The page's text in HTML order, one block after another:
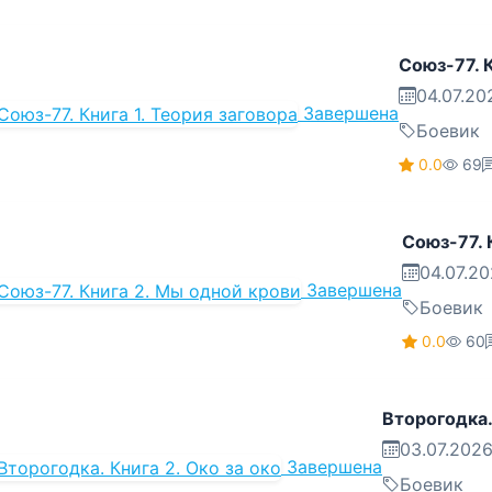
Завершена
Союз-77.
Боевик
0.0 69
Завершена
Союз-77.
Боевик
0.0 60
Завершена
03.07.2026
Боевик